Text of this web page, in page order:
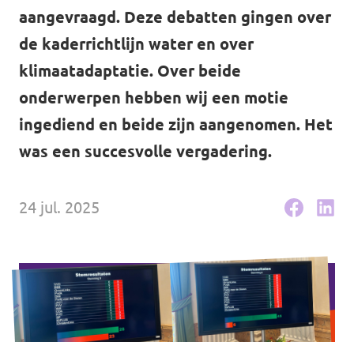
Nieuws
Vacatures
aangevraagd. Deze debatten gingen over
de kaderrichtlijn water en over
klimaatadaptatie. Over beide
onderwerpen hebben wij een motie
ingediend en beide zijn aangenomen. Het
was een succesvolle vergadering.
24 jul. 2025